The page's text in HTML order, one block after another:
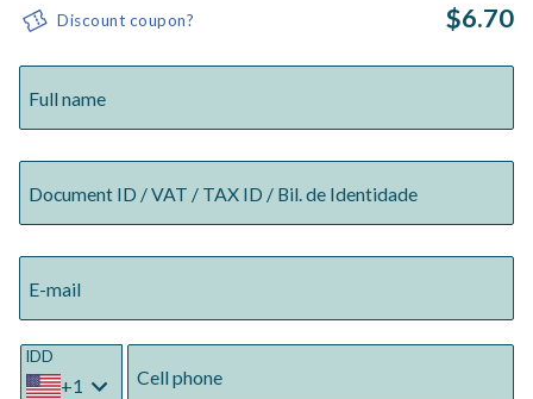
Discount coupon? $6.70
Full name
Document ID / VAT / TAX ID / Bil. de Identidade
E-mail
IDD
+1 Cell phone